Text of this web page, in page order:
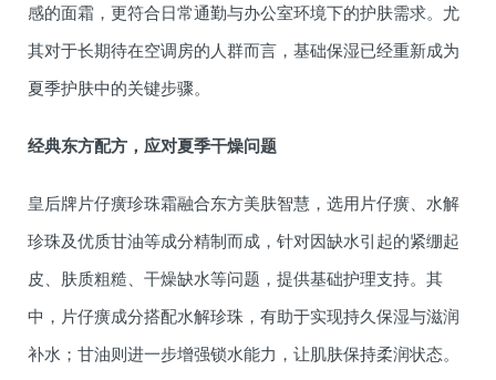
感的面霜，更符合日常通勤与办公室环境下的护肤需求。尤
其对于长期待在空调房的人群而言，基础保湿已经重新成为
夏季护肤中的关键步骤。
经典东方配方，应对夏季干燥问题
皇后牌片仔癀珍珠霜融合东方美肤智慧，选用片仔癀、水解
珍珠及优质甘油等成分精制而成，针对因缺水引起的紧绷起
皮、肤质粗糙、干燥缺水等问题，提供基础护理支持。其
中，片仔癀成分搭配水解珍珠，有助于实现持久保湿与滋润
补水；甘油则进一步增强锁水能力，让肌肤保持柔润状态。